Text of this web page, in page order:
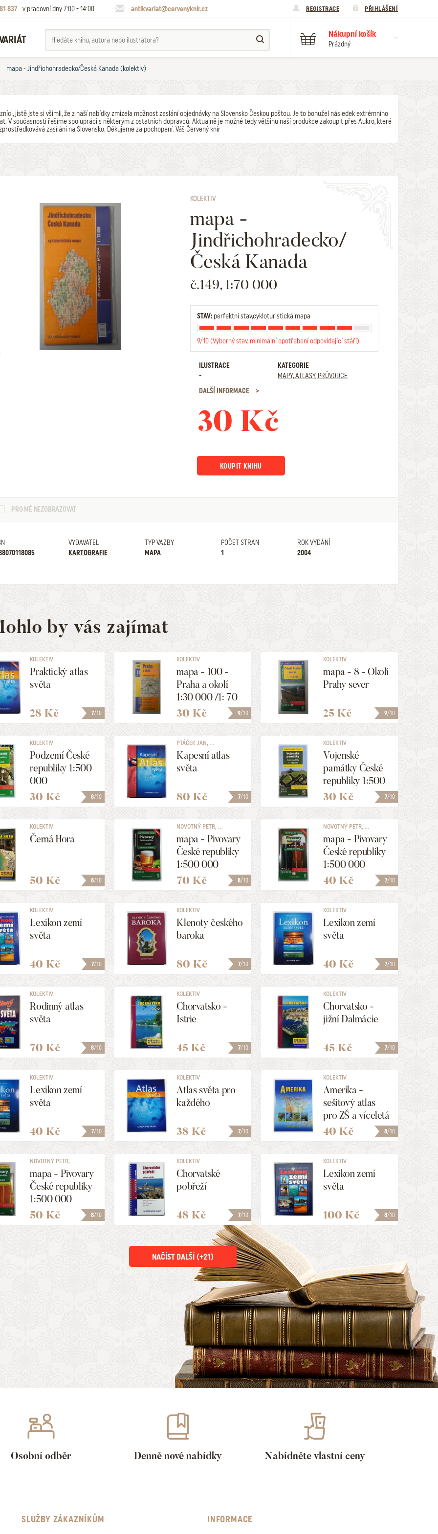
837 v pracovní dny 7:00 - 14:00 antikvariat@cervenyknir.cz REGISTRACE PŘIHLÁŠENÍ
Nákupní košík
Prázdný
mapa - Jindřichohradecko/Česká Kanada (kolektiv)
jistě jste si všimli, že z naší nabídky zmizela možnost zaslání objednávky na Slovensko Českou poštou. Je to bohužel následek extrémního
V současnosti řešíme spolupráci s některým z ostatních dopravců. Aktuálně je možné tedy většinu naší produkce zakoupit přes Aukro, které
zasílání na Slovensko. Děkujeme za pochopení. Váš Červený knír
KOLEKTIV
mapa -
Jindřichohradecko/
Česká Kanada
č.149, 1:70 000
STAV: perfektní stav,cykloturistická mapa
9/10 (Výborný stav, minimální opotřebení odpovídající stáří)
ILUSTRACE
-
KATEGORIE
MAPY, ATLASY, PRŮVODCE
DALŠÍ INFORMACE
30 Kč
KOUPIT KNIHU
PRO MĚ NEZOBRAZOVAT
VYDAVATEL
KARTOGRAFIE
TYP VAZBY
MAPA
POČET STRAN
1
ROK VYDÁNÍ
2004
by vás zajímat
7/10
KOLEKTIV
Praktický atlas
světa
28 Kč 9/10
KOLEKTIV
mapa - 100 -
Praha a okolí
1:30 000 /1: 70
000/
30 Kč 9/10
KOLEKTIV
mapa - 8 - Okolí
Prahy sever
25 Kč
8/10
KOLEKTIV
Podzemí České
republiky 1:500
000
30 Kč 7/10
PTÁČEK JAN, ...
Kapesní atlas
světa
80 Kč 7/10
KOLEKTIV
Vojenské
památky České
republiky 1:500
000
30 Kč
8/10
KOLEKTIV
Černá Hora
50 Kč 8/10
NOVOTNÝ PETR, ...
mapa - Pivovary
České republiky
1:500 000
70 Kč 7/10
NOVOTNÝ PETR, ...
mapa - Pivovary
České republiky
1:500 000
40 Kč
7/10
KOLEKTIV
Lexikon zemí
světa
40 Kč 7/10
KOLEKTIV
Klenoty českého
baroka
80 Kč 7/10
KOLEKTIV
Lexikon zemí
světa
40 Kč
8/10
KOLEKTIV
Rodinný atlas
světa
70 Kč 7/10
KOLEKTIV
Chorvatsko -
Istrie
45 Kč 7/10
KOLEKTIV
Chorvatsko -
jižní Dalmácie
45 Kč
7/10
KOLEKTIV
Lexikon zemí
světa
40 Kč 7/10
KOLEKTIV
Atlas světa pro
každého
38 Kč 8/10
KOLEKTIV
Amerika -
sešitový atlas
pro ZŠ a víceletá
gymnázia
40 Kč
8/10
NOVOTNÝ PETR, ...
mapa - Pivovary
České republiky
1:500 000
50 Kč 7/10
KOLEKTIV
Chorvatské
pobřeží
48 Kč 8/10
KOLEKTIV
Lexikon zemí
světa
100 Kč
NAČÍST DALŠÍ (+21)
Osobní odběr Denně nové nabídky Nabídněte vlastní ceny
SLUŽBY ZÁKAZNÍKŮM INFORMACE